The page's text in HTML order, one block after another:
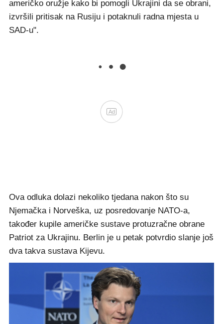
američko oružje kako bi pomogli Ukrajini da se obrani,
izvršili pritisak na Rusiju i potaknuli radna mjesta u
SAD-u".
Ad
Ova odluka dolazi nekoliko tjedana nakon što su
Njemačka i Norveška, uz posredovanje NATO-a,
također kupile američke sustave protuzračne obrane
Patriot za Ukrajinu. Berlin je u petak potvrdio slanje još
dva takva sustava Kijevu.